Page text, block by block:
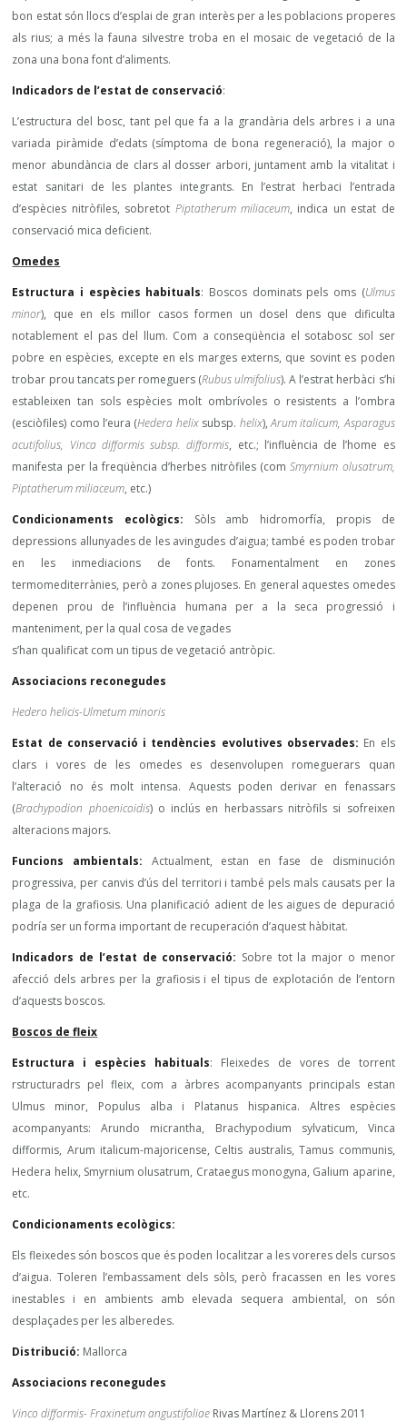
bon estat són llocs d’esplai de gran interès per a les poblacions properes
als rius; a més la fauna silvestre troba en el mosaic de vegetació de la
zona una bona font d’aliments.
Indicadors de l’estat de conservació:
L’estructura del bosc, tant pel que fa a la grandària dels arbres i a una
variada piràmide d’edats (símptoma de bona regeneració), la major o
menor abundància de clars al dosser arbori, juntament amb la vitalitat i
estat sanitari de les plantes integrants. En l’estrat herbaci l’entrada
d’espècies nitròfiles, sobretot Piptatherum miliaceum, indica un estat de
conservació mica deficient.
Omedes
Estructura i espècies habituals: Boscos dominats pels oms (Ulmus
minor), que en els millor casos formen un dosel dens que dificulta
notablement el pas del llum. Com a conseqüència el sotabosc sol ser
pobre en espècies, excepte en els marges externs, que sovint es poden
trobar prou tancats per romeguers (Rubus ulmifolius). A l’estrat herbàci s’hi
estableixen tan sols espècies molt ombrívoles o resistents a l’ombra
(esciòfiles) como l’eura (Hedera helix subsp. helix),Arum italicum, Asparagus
acutifolius, Vinca difformis subsp. difformis, etc.; l’influència de l’home es
manifesta per la freqüència d’herbes nitròfiles (comSmyrnium olusatrum,
Piptatherum miliaceum, etc.)
Condicionaments ecològics: Sòls amb hidromorfía, propis de
depressions allunyades de les avingudes d’aigua; també es poden trobar
en les inmediacions de fonts. Fonamentalment en zones
termomediterrànies, però a zones plujoses. En general aquestes omedes
depenen prou de l’influència humana per a la seca progressió i
manteniment, per la qual cosa de vegades
s’han qualificat com un tipus de vegetació antròpic.
Associacions reconegudes
Hedero helicis-Ulmetum minoris
Estat de conservació i tendències evolutives observades: En els
clars i vores de les omedes es desenvolupen romeguerars quan
l’alteració no és molt intensa. Aquests poden derivar en fenassars
(Brachypodion phoenicoidis) o inclús en herbassars nitròfils si sofreixen
alteracions majors.
Funcions ambientals: Actualment, estan en fase de disminución
progressiva, per canvis d’ús del territori i també pels mals causats per la
plaga de la grafiosis. Una planificació adient de les aigues de depuració
podría ser un forma important de recuperación d’aquest hàbitat.
Indicadors de l’estat de conservació: Sobre tot la major o menor
afecció dels arbres per la grafiosis i el tipus de explotación de l’entorn
d’aquests boscos.
Boscos de fleix
Estructura i espècies habituals: Fleixedes de vores de torrent
rstructuradrs pel fleix, com a àrbres acompanyants principals estan
Ulmus minor, Populus alba i Platanus hispanica. Altres espècies
acompanyants: Arundo micrantha, Brachypodium sylvaticum, Vinca
difformis, Arum italicum-majoricense, Celtis australis, Tamus communis,
Hedera helix, Smyrnium olusatrum, Crataegus monogyna, Galium aparine,
etc.
Condicionaments ecològics:
Els fleixedes són boscos que és poden localitzar a les voreres dels cursos
d’aigua. Toleren l’embassament dels sòls, però fracassen en les vores
inestables i en ambients amb elevada sequera ambiental, on són
desplaçades per les alberedes.
Distribució: Mallorca
Associacions reconegudes
Vinco difformis- Fraxinetum angustifoliae Rivas Martínez & Llorens 2011